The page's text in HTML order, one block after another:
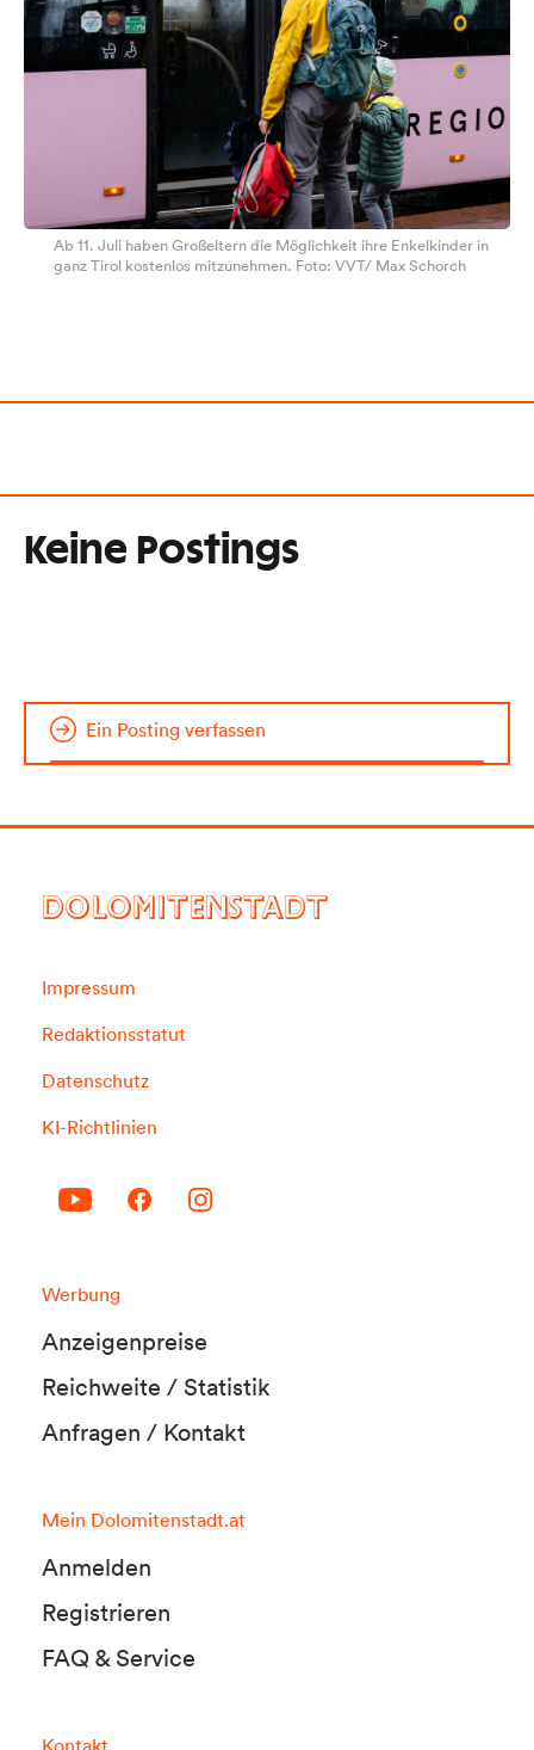
Ab 11. Juli haben Großeltern die Möglichkeit ihre Enkelkinder in
ganz Tirol kostenlos mitzunehmen. Foto: VVT/ Max Schorch
Keine Postings
Ein Posting verfassen
DOLOMITENSTADT
Impressum
Redaktionsstatut
Datenschutz
KI-Richtlinien
Werbung
Anzeigenpreise
Reichweite / Statistik
Anfragen / Kontakt
Mein Dolomitenstadt.at
Anmelden
Registrieren
FAQ & Service
Kontakt